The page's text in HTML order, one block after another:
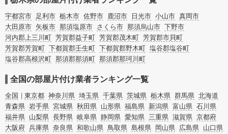
い後回しになってしまいますが、不用品だと思っていたものに思わぬ買取額が付
いていることもあります。
ご自分で無理なくできる片付け方法やご実家の片付けノウハウもお届けしていま
すので、ぜひあわせてご覧ください。
宇都宮市 足利市 栃木市 佐野市 鹿沼市 日光市 小山市 真岡市
大田原市 矢板市 那須塩原市 さくら市 那須烏山市 下野市
河内郡上三川町 芳賀郡益子町 芳賀郡茂木町 芳賀郡市貝町
芳賀郡芳賀町 下都賀郡壬生町 下都賀郡野木町 塩谷郡塩谷町
塩谷郡高根沢町 那須郡那須町 那須郡那珂川町
全国の部屋片付け業者ランキング一覧
全国 東京都 神奈川県 埼玉県 千葉県 茨城県 栃木県 群馬県 北海道
青森県 岩手県 宮城県 秋田県 山形県 福島県 新潟県 富山県 石川県
福井県 山梨県 長野県 岐阜県 静岡県 愛知県 三重県 滋賀県 京都府
大阪府 兵庫県 奈良県 和歌山県 鳥取県 島根県 岡山県 広島県 山口県